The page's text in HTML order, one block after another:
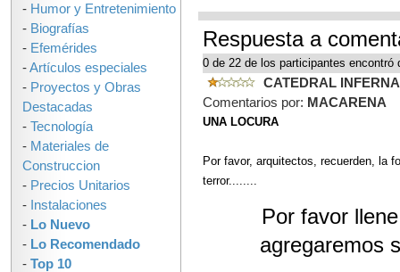
Respuesta a
0 de 22 de los participantes
CATEDRAL
Comentarios por: MACARENA
UNA LOCURA
Por favor, arquitectos, recuerden, la
terror........
Por favor
agregaremos
- Humor y Entretenimiento
- Biografías
- Efemérides
-Artículos especiales
- Proyectos y Obras
Destacadas
- Tecnología
- Materiales de
Construccion
- Precios Unitarios
- Instalaciones
- Lo Nuevo
- Lo Recomendado
- Top 10